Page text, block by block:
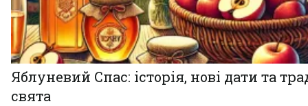
Яблуневий Спас: історія, нові дати та
свята